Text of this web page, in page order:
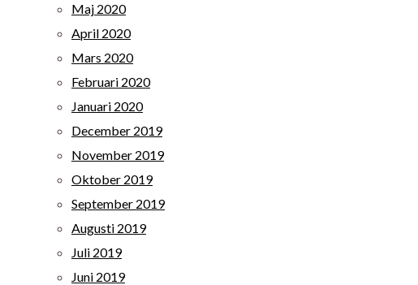
Maj 2020
April 2020
Mars 2020
Februari 2020
Januari 2020
December 2019
November 2019
Oktober 2019
September 2019
Augusti 2019
Juli 2019
Juni 2019